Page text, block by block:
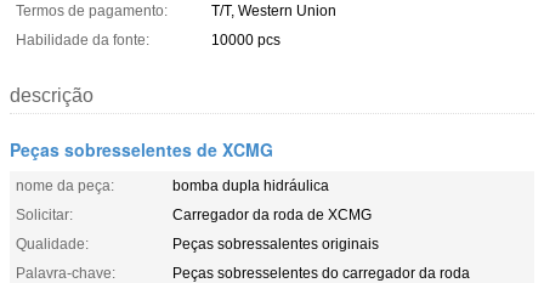
Termos de pagamento:
T/T, Western Union
Habilidade da fonte:
10000 pcs
descrição
Peças sobresselentes de XCMG
nome da peça:
bomba dupla hidráulica
Solicitar:
Carregador da roda de XCMG
Qualidade:
Peças sobressalentes originais
Palavra-chave:
Peças sobresselentes do carregador da roda